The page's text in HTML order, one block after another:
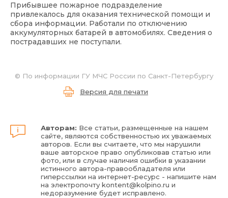
Прибывшее пожарное подразделение
привлекалось для оказания технической помощи и
сбора информации. Работали по отключению
аккумуляторных батарей в автомобилях. Сведения о
пострадавших не поступали.
© По информации ГУ МЧС России по Санкт-Петербургу
Версия для печати
Авторам: Все статьи, размещенные на нашем
сайте, являются собственностью их уважаемых
авторов. Если вы считаете, что мы нарушили
ваше авторское право опубликовав статью или
фото, или в случае наличия ошибки в указании
истинного автора-правообладателя или
гиперссылки на интернет-ресурс - напишите нам
на электропочтуkontent@kolpino.ru и
недоразумение будет исправлено.